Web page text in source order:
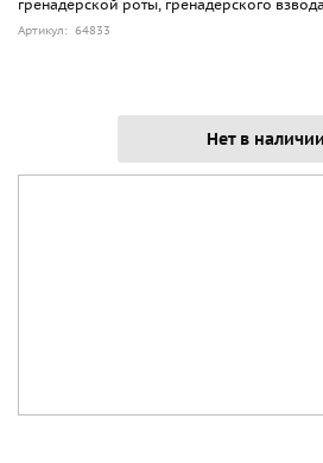
гренадерской роты, гренадерского
Артикул: 64833
Нет в наличии